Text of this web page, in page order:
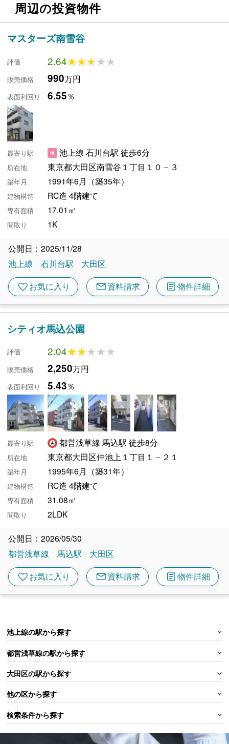
周辺の投資物件
マスターズ南雪谷
評価 2.64★★★★★
★★★★★
販売価格 990万円
表面利回り 6.55％
最寄り駅 池上線 石川台駅 徒歩6分
所在地 東京都大田区南雪谷１丁目１０－３
築年月 1991年6月（築35年）
建物構造 RC造 4階建て
専有面積 17.01㎡
間取り 1K
公開日：2025/11/28
池上線
石川台駅 大田区
favoriteお気に入り mail資料請求 article物件詳細
シティオ馬込公園
評価 2.04★★★★★
★★★★★
販売価格 2,250万円
表面利回り 5.43％
最寄り駅 都営浅草線 馬込駅 徒歩8分
所在地 東京都大田区仲池上１丁目１－２１
築年月 1995年6月（築31年）
建物構造 RC造 4階建て
専有面積 31.08㎡
間取り 2LDK
公開日：2026/05/30
都営浅草線
馬込駅 大田区
favoriteお気に入り mail資料請求 article物件詳細
池上線の駅から探す
都営浅草線の駅から探す
大田区の駅から探す
他の区から探す
検索条件から探す